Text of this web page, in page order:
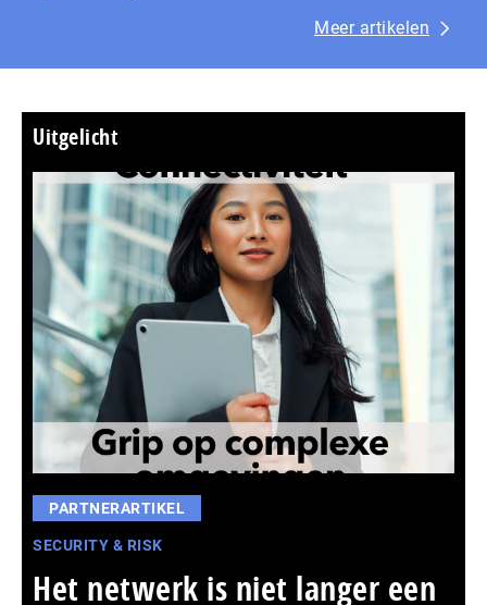
Meer artikelen
Uitgelicht
PARTNERARTIKEL
SECURITY & RISK
Het netwerk is niet langer een